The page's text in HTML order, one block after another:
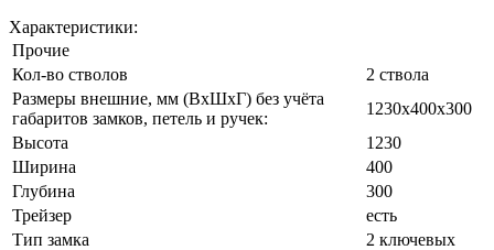
Характеристики:
Прочие
Кол-во стволов
2 ствола
Размеры внешние, мм (ВхШхГ) без учёта
габаритов замков, петель и ручек:
1230x400x300
Высота
1230
Ширина
400
Глубина
300
Трейзер
есть
Тип замка
2 ключевых